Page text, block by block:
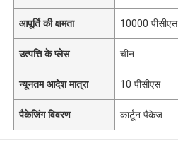
आपूर्ति की क्षमता 10000 पीसीएस
उत्पत्ति के प्लेस चीन
न्यूनतम आदेश मात्रा 10 पीसीएस
पैकेजिंग विवरण कार्टून पैकेज